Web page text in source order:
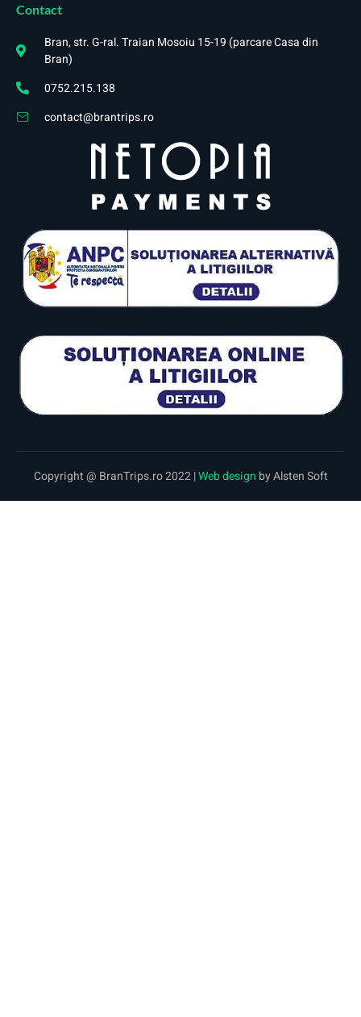
Contact
Bran, str. G-ral. Traian Mosoiu 15-19 (parcare Casa din
Bran)
0752.215.138
contact@brantrips.ro
Copyright @ BranTrips.ro 2022 |Web design by Alsten Soft